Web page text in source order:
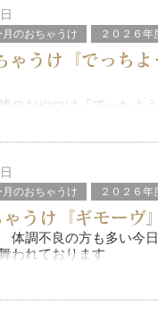
（笑）
月のおちゃうけ ２０２６年
ゃうけ『でっち
のおやつは『でっちよ
朴な風味が特徴の猪名
月のおちゃうけ ２０２６年
うけ『ギモーヴ
調不良の方も多い今
われております
ちゃうけは『ギモーヴ』
デー＝マシュマロ